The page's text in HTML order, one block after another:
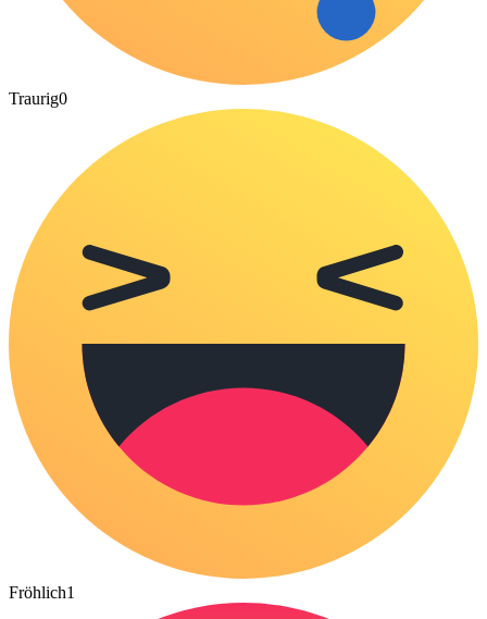
Traurig0
Fröhlich1